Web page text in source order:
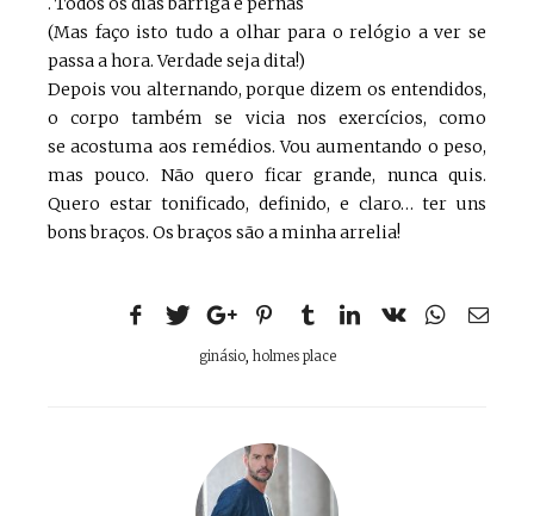
(Mas faço isto tudo a olhar para o relógio a ver se
passa a hora. Verdade seja dita!)
Depois vou alternando, porque dizem os entendidos,
o corpo também se vicia nos exercícios, como
se acostuma aos remédios. Vou aumentando o peso,
mas pouco. Não quero ficar grande, nunca quis.
Quero estar tonificado, definido, e claro… ter uns
bons braços. Os braços são a minha arrelia!
ginásio, holmes place